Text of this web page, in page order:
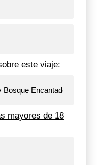
este viaje:
mayores de 18